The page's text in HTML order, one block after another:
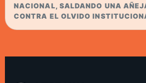
NACIONAL, SALDANDO UNA
CONTRA EL OLVIDO